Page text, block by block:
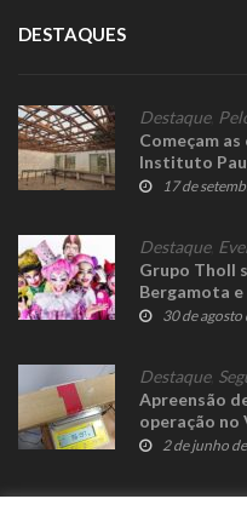
DESTAQUES
Destaque,
Começam
Instituto
17 de
Destaque,
Grupo Tholl
Bergamota e
30 de agosto
Destaque,
Apreensão
operação no
2 de junho